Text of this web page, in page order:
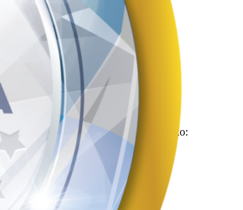
regionalizada dos serviços públicos de
o formulário disponível no link abaixo:
suas sugestões!